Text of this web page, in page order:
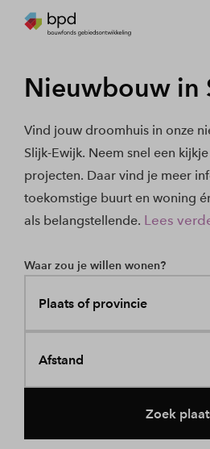
Nieuwbouw in
Vind jouw droomhuis in onze
Slijk-Ewijk. Neem snel een
projecten. Daar vind je meer
toekomstige buurt en woning
als belangstellende. Lees
Waar zou je willen wonen?
Plaats of provincie
Afstand
Zoek